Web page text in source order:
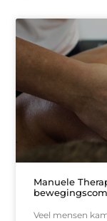
Manuele
Veel mensen